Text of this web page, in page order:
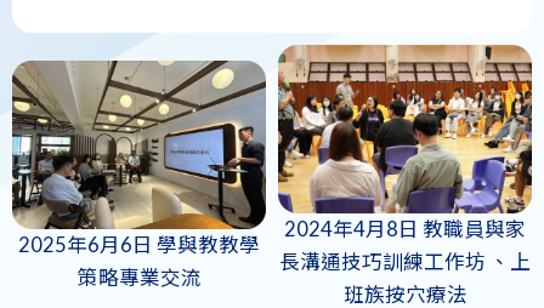
2025年6月6日 學與教教學
策略專業交流
2024年4月8日 教職員與家
長溝通技巧訓練工作坊 、上
班族按穴療法